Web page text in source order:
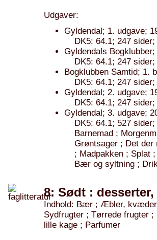
Udgaver:
Gyldendal; 1. udgave;
DK5: 64.1; 247 sider;
Gyldendals
DK5: 64.1; 247 sider;
Bogklubben Samtid; 1.
DK5: 64.1; 247 sider;
Gyldendal; 2. udgave;
DK5: 64.1; 247 sider;
Gyldendal; 3. udgave;
DK5: 64.1; 527
Barnemad ;
Grøntsager ; Det
; Madpakken ; Splat
Bær og syltning ;
8: Sødt : desserter,
Indhold: Bær ; Æbler,
Sydfrugter ; Tørrede frugter
lille kage ; Parfumer